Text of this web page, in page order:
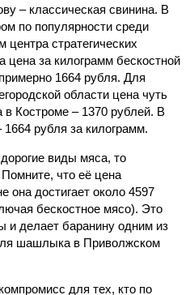
– классическая свинина. В
по популярности среди
стратегических
цена за килограмм бескостной
1664 рубля. Для
области цена чуть
в Костроме – 1370 рублей. В
рубля за килограмм.
виды мяса, то
что её цена
она достигает около 4597
бескостное мясо). Это
и делает баранину одним из
шашлыка в Приволжском
для тех, кто по